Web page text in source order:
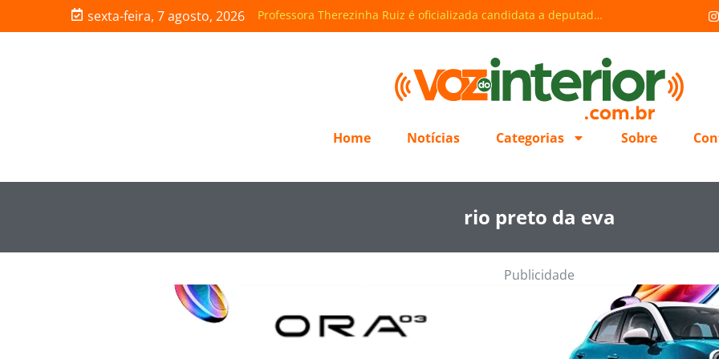
sexta-feira, 7 agosto, 2026 Plano de governo de Da Roberto Cidade é confirmado como candidato ao Governo do AM em convenção da Federação União Progressista
Home Notícias Categorias Sobre
rio preto da eva
Publicidade